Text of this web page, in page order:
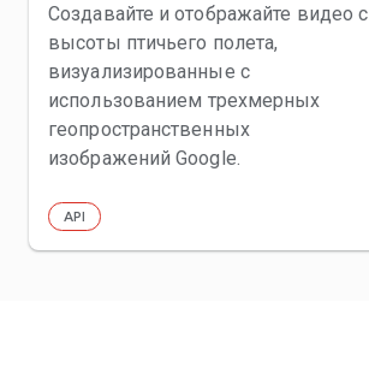
Создавайте и отображайте видео с
высоты птичьего полета,
визуализированные с
использованием трехмерных
геопространственных
изображений Google.
API